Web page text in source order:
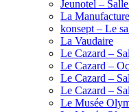
Jeunotel –
La
konsept – Le
La Vaudaire
Le Cazard –
Le Cazard –
Le Cazard –
Le Cazard –
Le Musée